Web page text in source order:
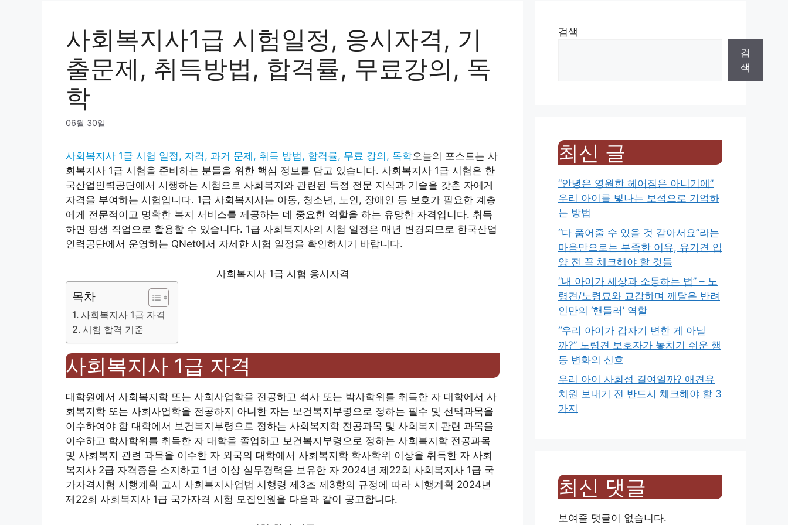
사회복지사1급 시험일정, 응시자격, 기
출문제, 취득방법, 합격률, 무료강의, 독
학
06월 30일
사회복지사 1급 시험 일정, 자격, 과거 문제, 취득 방법, 합격률, 무료 강의, 독학오늘의 포스트는 사
회복지사 1급 시험을 준비하는 분들을 위한 핵심 정보를 담고 있습니다. 사회복지사 1급 시험은 한
국산업인력공단에서 시행하는 시험으로 사회복지와 관련된 특정 전문 지식과 기술을 갖춘 자에게
자격을 부여하는 시험입니다. 1급 사회복지사는 아동, 청소년, 노인, 장애인 등 보호가 필요한 계층
에게 전문적이고 명확한 복지 서비스를 제공하는 데 중요한 역할을 하는 유망한 자격입니다. 취득
하면 평생 직업으로 활용할 수 있습니다. 1급 사회복지사의 시험 일정은 매년 변경되므로 한국산업
인력공단에서 운영하는 QNet에서 자세한 시험 일정을 확인하시기 바랍니다.
사회복지사 1급 시험 응시자격
목차
사회복지사 1급 자격
시험 합격 기준
사회복지사 1급 자격
대학원에서 사회복지학 또는 사회사업학을 전공하고 석사 또는 박사학위를 취득한 자 대학에서 사
회복지학 또는 사회사업학을 전공하지 아니한 자는 보건복지부령으로 정하는 필수 및 선택과목을
이수하여야 함 대학에서 보건복지부령으로 정하는 사회복지학 전공과목 및 사회복지 관련 과목을
이수하고 학사학위를 취득한 자 대학을 졸업하고 보건복지부령으로 정하는 사회복지학 전공과목
및 사회복지 관련 과목을 이수한 자 외국의 대학에서 사회복지학 학사학위 이상을 취득한 자 사회
복지사 2급 자격증을 소지하고 1년 이상 실무경력을 보유한 자 2024년 제22회 사회복지사 1급 국
가자격시험 시행계획 고시 사회복지사업법 시행령 제3조 제3항의 규정에 따라 시행계획 2024년
제22회 사회복지사 1급 국가자격 시험 모집인원을 다음과 같이 공고합니다.
검색
검
색
최신 글
“안녕은 영원한 헤어짐은 아니기에”
우리 아이를 빛나는 보석으로 기억하
는 방법
“다 품어줄 수 있을 것 같아서요”라는
마음만으로는 부족한 이유, 유기견 입
양 전 꼭 체크해야 할 것들
“내 아이가 세상과 소통하는 법” – 노
령견/노령묘와 교감하며 깨달은 반려
인만의 ‘핸들러’ 역할
“우리 아이가 갑자기 변한 게 아닐
까?” 노령견 보호자가 놓치기 쉬운 행
동 변화의 신호
우리 아이 사회성 결여일까? 애견유
치원 보내기 전 반드시 체크해야 할 3
가지
최신 댓글
보여줄 댓글이 없습니다.